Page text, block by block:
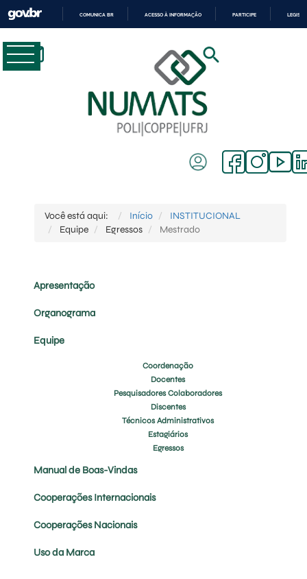
CONTEÚDO
COMUNICA BR ACESSO À INFORMAÇÃO PARTICIPE
Você está aqui: Início
INSTITUCIONAL
Equipe
Egressos Mestrado
Apresentação
Organograma
Equipe
Coordenação
Docentes
Pesquisadores Colaboradores
Discentes
Técnicos Administrativos
Estagiários
Egressos
Manual de Boas-Vindas
Cooperações Internacionais
Cooperações Nacionais
Uso da Marca